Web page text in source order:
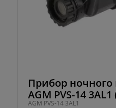
Прибор
AGM PVS-14 3AL1
AGM PVS-14 3AL1